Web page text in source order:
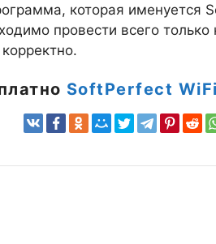
которая именуется
провести всего только
SoftPerfect